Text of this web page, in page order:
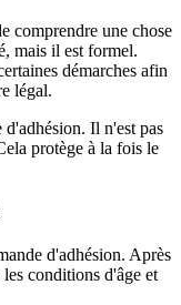
comprendre une chose
mais il est formel.
démarches afin
légal.
Il n'est pas
protège à la fois le
d'adhésion. Après
conditions d'âge et